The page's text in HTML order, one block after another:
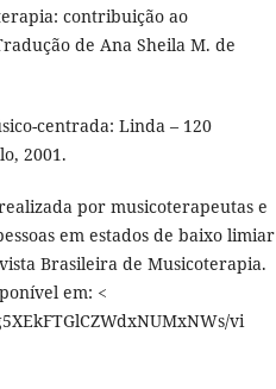
contribuição ao
de Ana Sheila M. de
centrada: Linda – 120
2001.
realizada por musicoterapeutas e
em estados de baixo limiar
Brasileira de Musicoterapia.
em: <
vi